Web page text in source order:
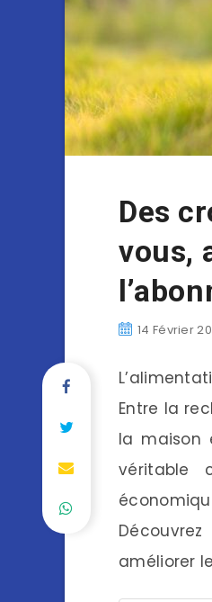
Des
vous,
14 Février
Entre la
la maison
véritable
améliorer